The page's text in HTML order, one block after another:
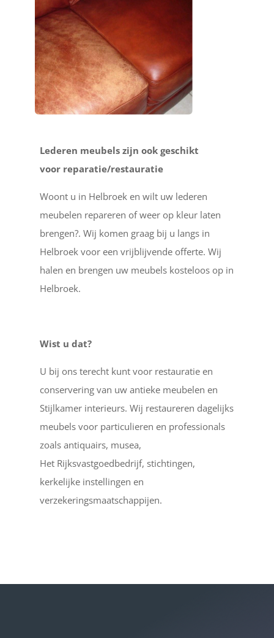
Lederen meubels zijn ook geschikt
voor reparatie/restauratie
Woont u in Helbroek en wilt uw lederen
meubelen repareren of weer op kleur laten
brengen?. Wij komen graag bij u langs in
Helbroek voor een vrijblijvende offerte. Wij
halen en brengen uw meubels kosteloos op in
Helbroek.
Wist u dat?
U bij ons terecht kunt voor restauratie en
conservering van uw antieke meubelen en
Stijlkamer interieurs. Wij restaureren dagelijks
meubels voor particulieren en professionals
zoals antiquairs, musea,
Het Rijksvastgoedbedrijf, stichtingen,
kerkelijke instellingen en
verzekeringsmaatschappijen.